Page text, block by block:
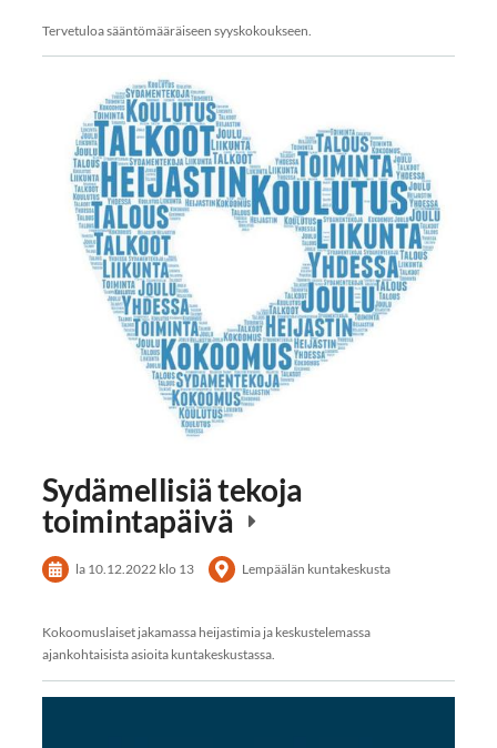
Tervetuloa sääntömääräiseen syyskokoukseen.
Sydämellisiä tekoja
toimintapäivä
la 10.12.2022 klo 13 Lempäälän kuntakeskusta
Kokoomuslaiset jakamassa heijastimia ja keskustelemassa
ajankohtaisista asioita kuntakeskustassa.